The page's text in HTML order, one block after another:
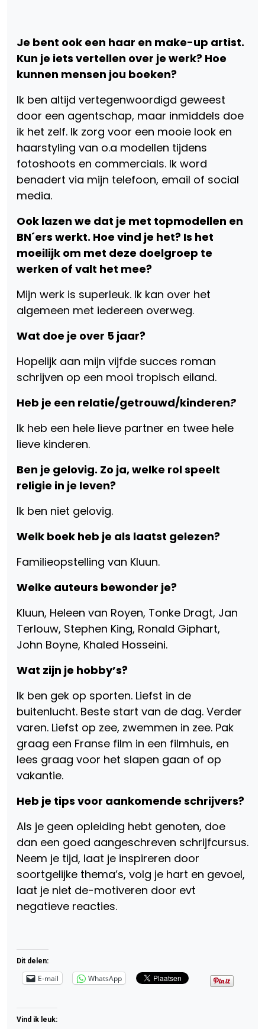
Je bent ook een haar en make-up artist.
Kun je iets vertellen over je werk? Hoe
kunnen mensen jou boeken?
Ik ben altijd vertegenwoordigd geweest
door een agentschap, maar inmiddels doe
ik het zelf. Ik zorg voor een mooie look en
haarstyling van o.a modellen tijdens
fotoshoots en commercials. Ik word
benadert via mijn telefoon, email of social
media.
Ook lazen we dat je met topmodellen en
BN´ers werkt. Hoe vind je het? Is het
moeilijk om met deze doelgroep te
werken of valt het mee?
Mijn werk is superleuk. Ik kan over het
algemeen met iedereen overweg.
Wat doe je over 5 jaar?
Hopelijk aan mijn vijfde succes roman
schrijven op een mooi tropisch eiland.
Heb je een relatie/getrouwd/kinderen?
Ik heb een hele lieve partner en twee hele
lieve kinderen.
Ben je gelovig. Zo ja, welke rol speelt
religie in je leven?
Ik ben niet gelovig.
Welk boek heb je als laatst gelezen?
Familieopstelling van Kluun.
Welke auteurs bewonder je?
Kluun, Heleen van Royen, Tonke Dragt, Jan
Terlouw, Stephen King, Ronald Giphart,
John Boyne, Khaled Hosseini.
Wat zijn je hobby’s?
Ik ben gek op sporten. Liefst in de
buitenlucht. Beste start van de dag. Verder
varen. Liefst op zee, zwemmen in zee. Pak
graag een Franse film in een filmhuis, en
lees graag voor het slapen gaan of op
vakantie.
Heb je tips voor aankomende schrijvers?
Als je geen opleiding hebt genoten, doe
dan een goed aangeschreven schrijfcursus.
Neem je tijd, laat je inspireren door
soortgelijke thema’s, volg je hart en gevoel,
laat je niet de-motiveren door evt
negatieve reacties.
Dit delen:
E-mail WhatsApp
Vind ik leuk: